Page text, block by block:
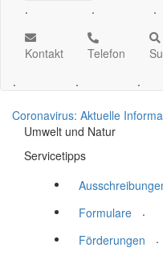
.
.
.
Kontakt
.
Telefon
.
.
Coronavirus: Aktuelle
Umwelt und Natur
Servicetipps
Formulare
.
Förderungen
.